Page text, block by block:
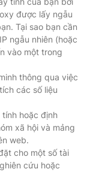
được lấy ngẫu
Tại sao bạn cần
ngẫu nhiên (hoặc
vào một trong
thông qua việc
các số liệu
hoặc định
xã hội và mảng
web.
cho một số tài
cứu hoặc